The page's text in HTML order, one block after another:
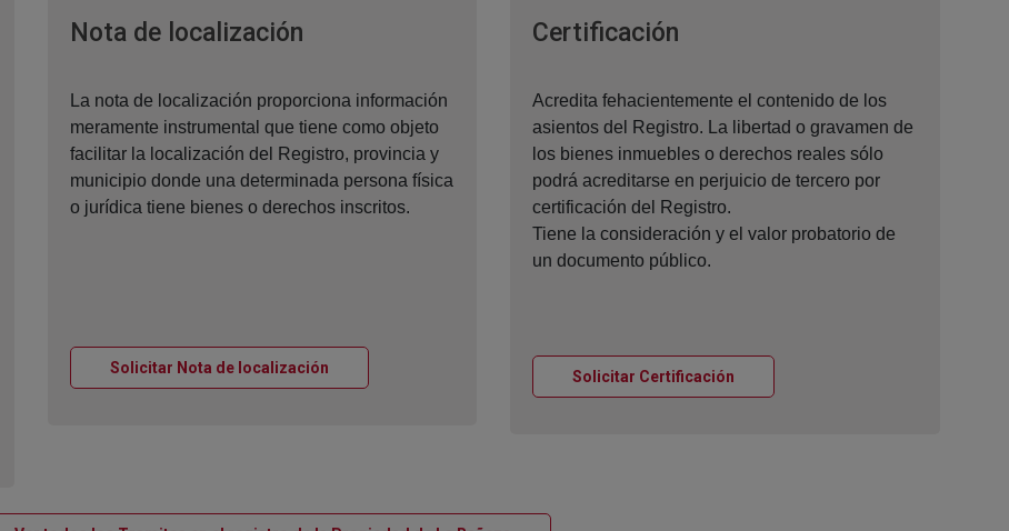
Nota de localizaciónVentana nueva
La nota de localización proporciona información
meramente instrumental que tiene como objeto
facilitar la localización del Registro, provincia y
municipio donde una determinada persona física
o jurídica tiene bienes o derechos inscritos.
Solicitar Nota de localizaciónVentana nueva
Certificación
Acredita fehacientemente el contenido de los
asientos del Registro. La libertad o gravamen de
los bienes inmuebles o derechos reales sólo
podrá acreditarse en perjuicio de tercero por
certificación del Registro.
Tiene la consideración y el valor probatorio de
un documento público.
Solicitar Certificación